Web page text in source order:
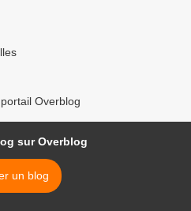
Overblog
sur Overblog
un blog